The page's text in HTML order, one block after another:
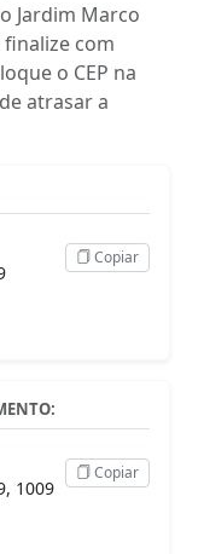
Jardim Marco
com
o CEP na
atrasar a
Copiar
1009
Copiar